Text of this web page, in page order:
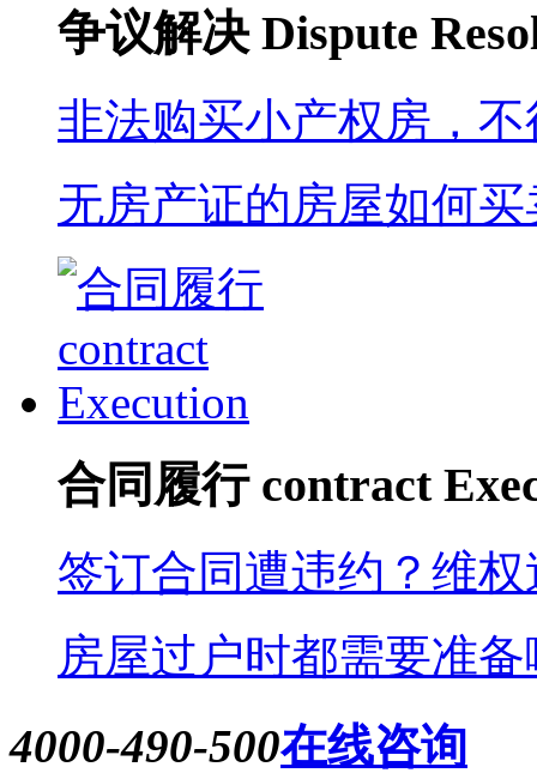
争议解决 Dispute
非法购买小产权房，
无房产证的房屋如何买
合同履行 contract
签订合同遭违约？维
房屋过户时都需要准
4000-490-500在线咨询